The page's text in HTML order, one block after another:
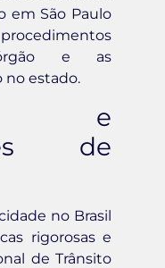
em São Paulo
e as
no estado.
e
de
no Brasil
rigorosas e
de Trânsito